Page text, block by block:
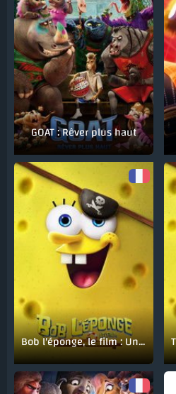
GOAT : Rêver plus haut
Bob l'éponge, le film : Un pour tous, tous pirates !